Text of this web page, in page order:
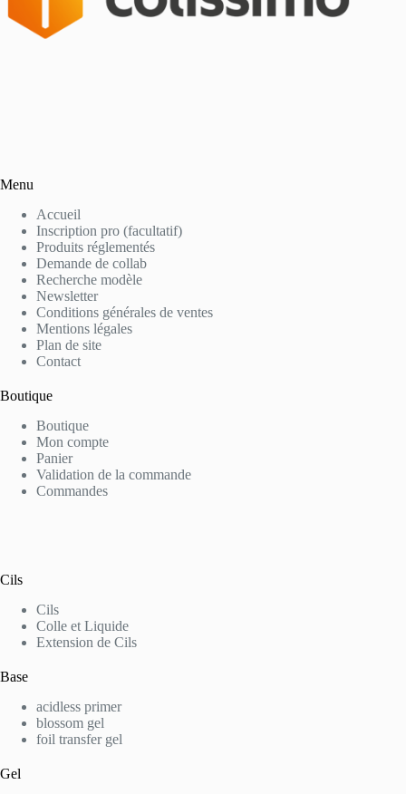
Menu
Accueil
Inscription pro (facultatif)
Produits réglementés
Demande de collab
Recherche modèle
Newsletter
Conditions générales de ventes
Mentions légales
Plan de site
Contact
Boutique
Boutique
Mon compte
Panier
Validation de la commande
Commandes
Cils
Cils
Colle et Liquide
Extension de Cils
Base
acidless primer
blossom gel
foil transfer gel
Gel